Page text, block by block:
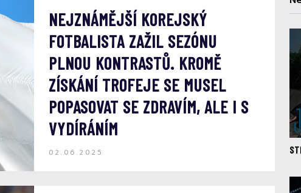
NEJZNÁMĚJŠÍ KOREJSKÝ
FOTBALISTA ZAŽIL SEZÓNU
PLNOU KONTRASTŮ. KROMĚ
ZÍSKÁNÍ TROFEJE SE MUSEL
POPASOVAT SE ZDRAVÍM, ALE I S
VYDÍRÁNÍM
02.06.2025